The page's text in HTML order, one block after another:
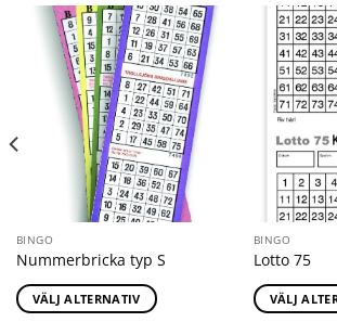
BINGO
Nummerbricka typ S
VÄLJ ALTERNATIV
BINGO
Lotto 75
VÄLJ